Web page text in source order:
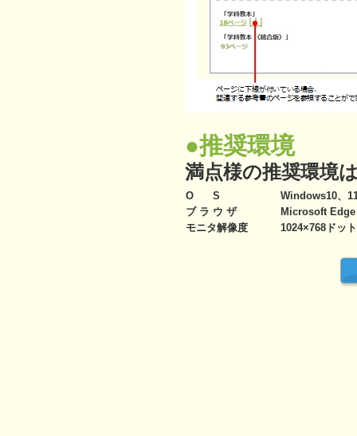
●推奨環境
満点様の推奨環境
O S
Windows10、
ブ ラ ウ ザ
Microsoft Edge
モニタ解像度
1024×768ドッ